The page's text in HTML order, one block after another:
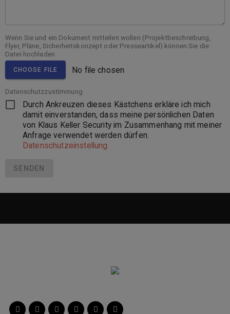
Wenn Sie und ein Dokument mitteilen wollen (Projektbeschreibung,
Flyer, Pläne, Sicherheitskonzept oder Presseartikel) können Sie die
Datei hochladen
CHOOSE FILE No file chosen
Datenschutzzustimmung
Durch Ankreuzen dieses Kästchens erkläre ich mich
damit einverstanden, dass meine persönlichen Daten
von Klaus Keller Security im Zusammenhang mit meiner
Anfrage verwendet werden dürfen.
Datenschutzeinstellung
SENDEN